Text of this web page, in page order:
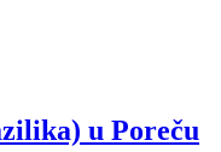
u Poreču